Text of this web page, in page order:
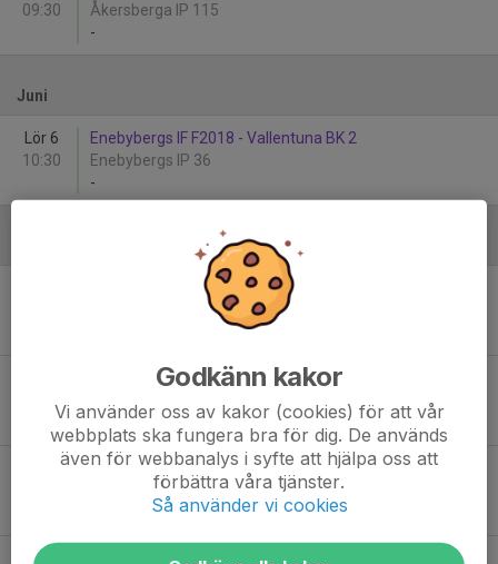
09:30
Åkersberga IP 115
-
Juni
Lör 6
10:30
Enebybergs IF F2018 - Vallentuna BK 2
Enebybergs IP 36
-
Enebybergs IF Lag 2 - Hammarby IF FF 9
Enebybergs IP 36
Österåker United FK 4 - Enebybergs IF F2018
-
Lör 29
Hanvikens SK Lila - Enebybergs IF Lag 2
Trollbäckens IP 36
Lör 29
Enebybergs IF F2018 - Bällsta FF Grön
Godkänn kakor
Vi använder oss av kakor (cookies) för att vår
webbplats ska fungera bra för dig. De används
även för webbanalys i syfte att hjälpa oss att
förbättra våra tjänster.
Så använder vi cookies